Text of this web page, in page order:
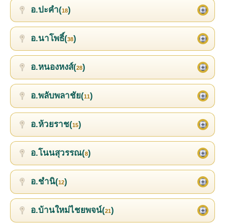
อ.ปะคำ(18)
อ.นาโพธิ์(38)
อ.หนองหงส์(28)
อ.พลับพลาชัย(11)
อ.ห้วยราช(15)
อ.โนนสุวรรณ(8)
อ.ชำนิ(12)
อ.บ้านใหม่ไชยพจน์(21)